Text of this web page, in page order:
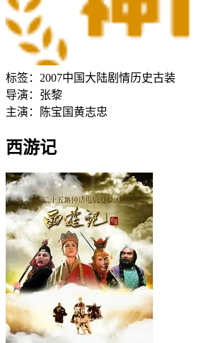
标签： 2007中国大陆剧情历史古装
导演： 张黎
主演：
陈宝国黄志忠
西游记